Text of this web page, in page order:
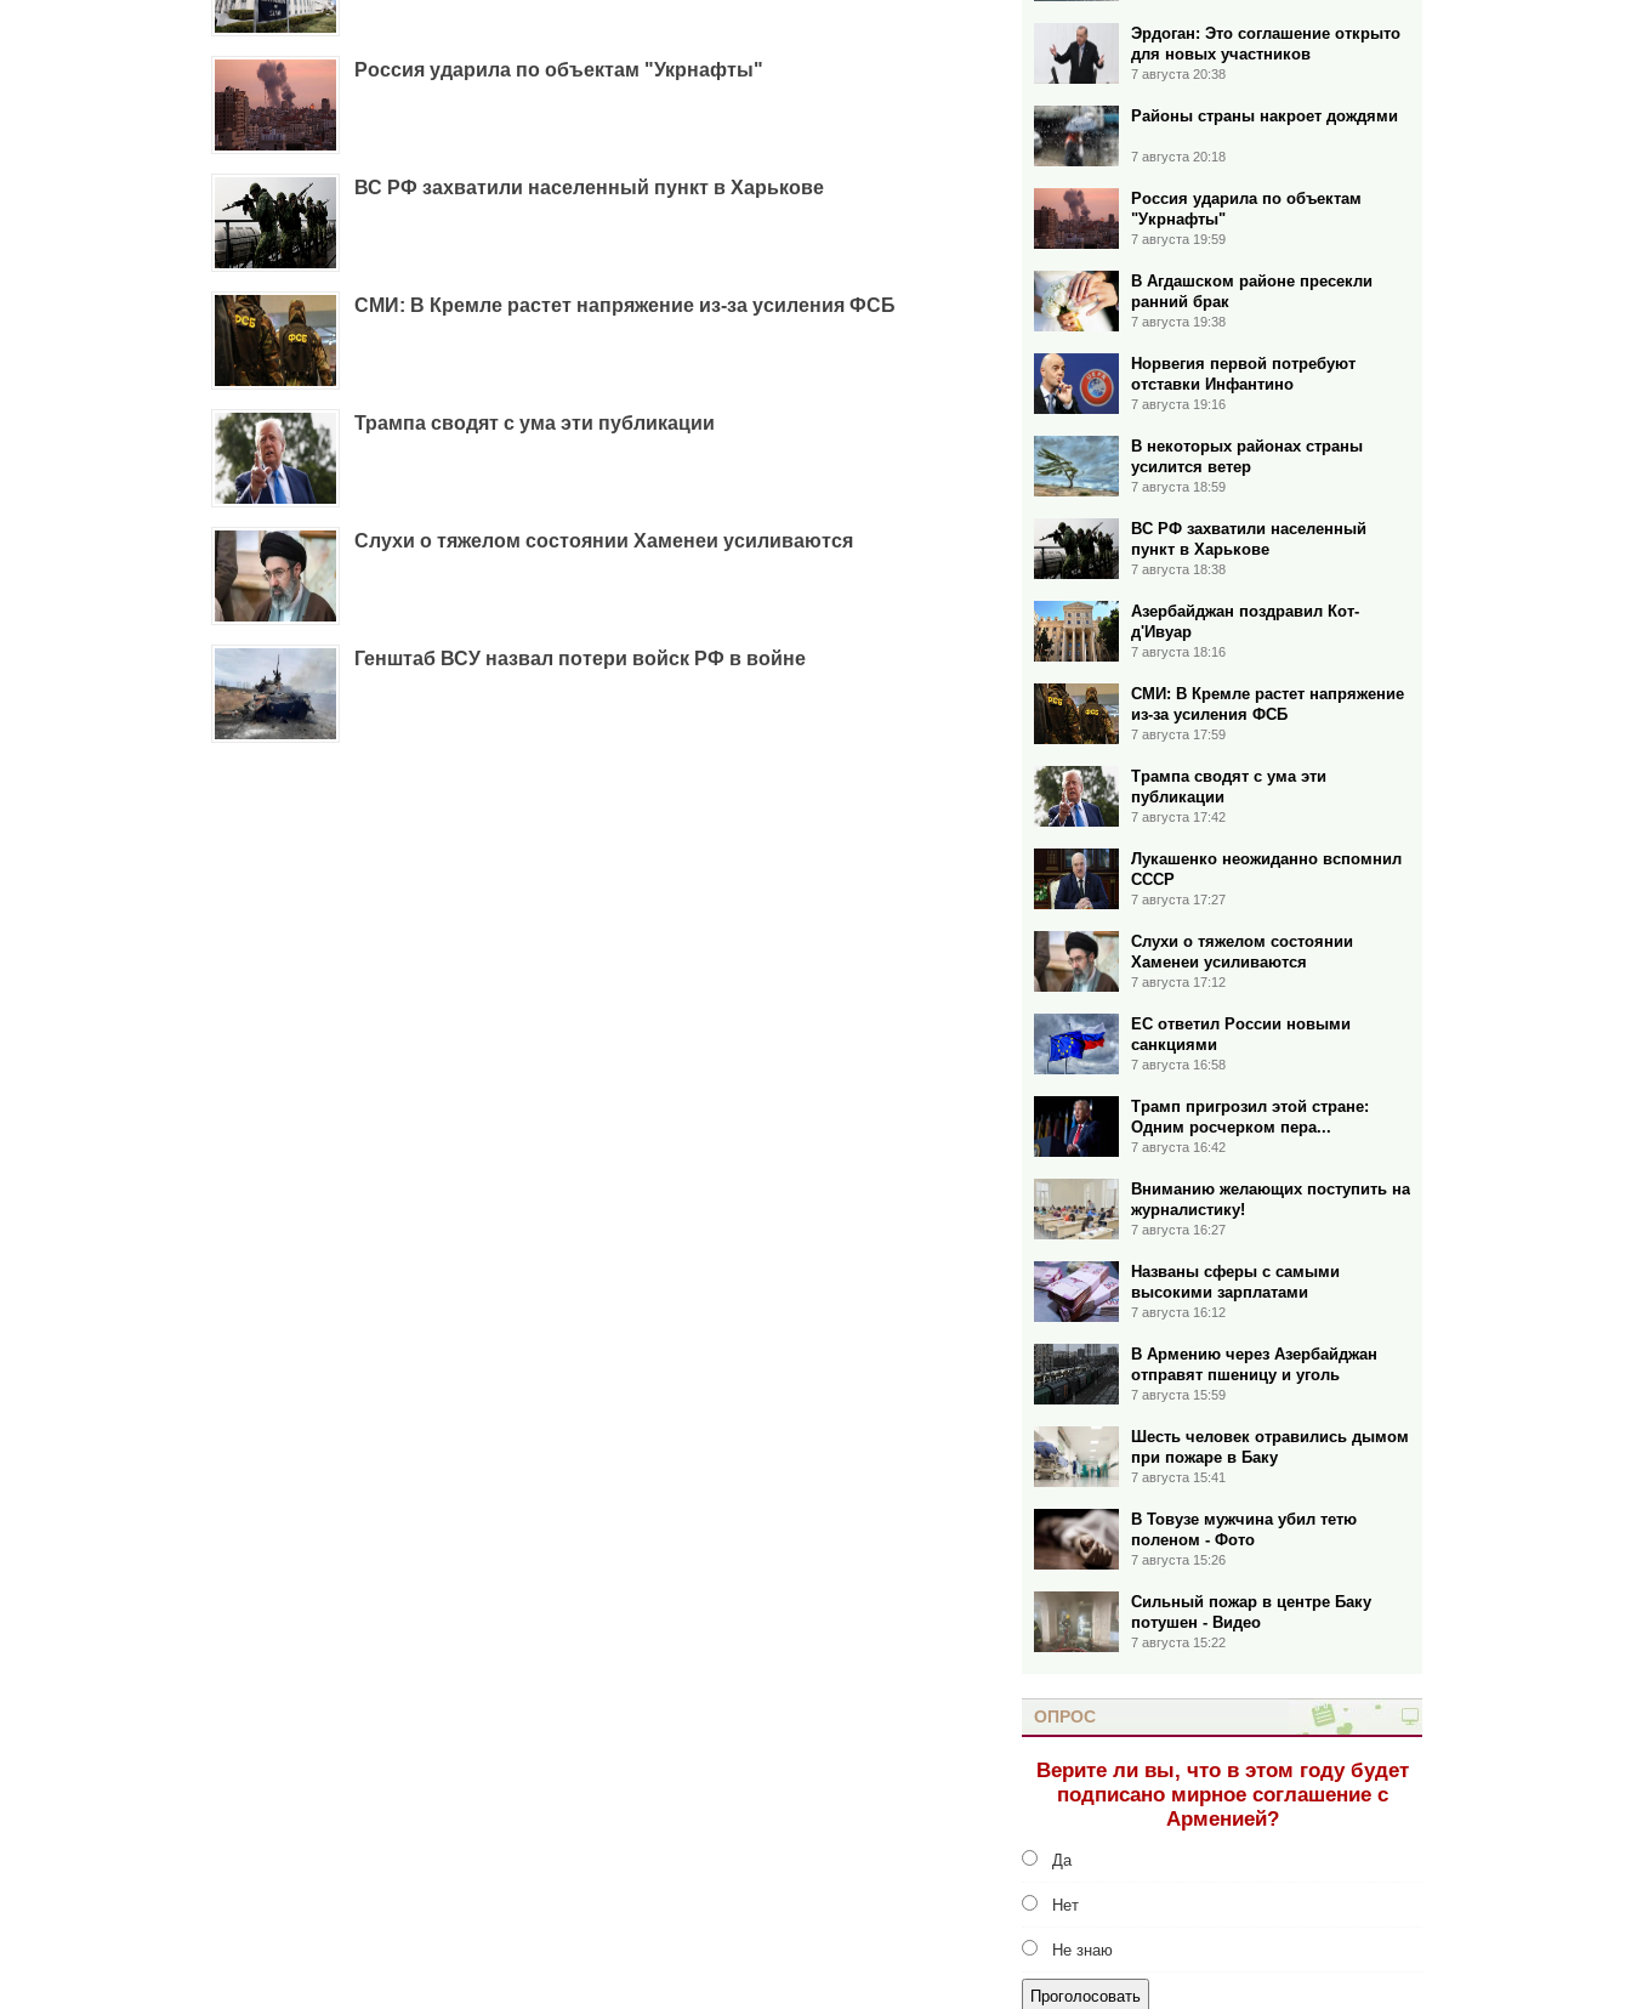
Россия ударила по объектам "Укрнафты"
ВС РФ захватили населенный пункт в Харькове
СМИ: В Кремле растет напряжение из-за усиления ФСБ
Трампа сводят с ума эти публикации
Слухи о тяжелом состоянии Хаменеи усиливаются
Генштаб ВСУ назвал потери войск РФ в войне
Эрдоган: Это соглашение открыто
для новых участников
7 августа 20:38
Районы страны накроет дождями
7 августа 20:18
Россия ударила по объектам
"Укрнафты"
7 августа 19:59
В Агдашском районе пресекли
ранний брак
7 августа 19:38
Норвегия первой потребуют
отставки Инфантино
7 августа 19:16
В некоторых районах страны
усилится ветер
7 августа 18:59
ВС РФ захватили населенный
пункт в Харькове
7 августа 18:38
Азербайджан поздравил Кот-
д'Ивуар
7 августа 18:16
СМИ: В Кремле растет напряжение
из-за усиления ФСБ
7 августа 17:59
Трампа сводят с ума эти
публикации
7 августа 17:42
Лукашенко неожиданно вспомнил
СССР
7 августа 17:27
Слухи о тяжелом состоянии
Хаменеи усиливаются
7 августа 17:12
ЕС ответил России новыми
санкциями
7 августа 16:58
Трамп пригрозил этой стране:
Одним росчерком пера...
7 августа 16:42
Вниманию желающих поступить на
журналистику!
7 августа 16:27
Названы сферы с самыми
высокими зарплатами
7 августа 16:12
В Армению через Азербайджан
отправят пшеницу и уголь
7 августа 15:59
Шесть человек отравились дымом
при пожаре в Баку
7 августа 15:41
В Товузе мужчина убил тетю
поленом - Фото
7 августа 15:26
Сильный пожар в центре Баку
потушен - Видео
7 августа 15:22
ОПРОС
Верите ли вы, что в этом году будет
подписано мирное соглашение с
Арменией?
Да
Нет
Не знаю